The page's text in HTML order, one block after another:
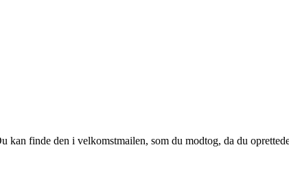
finde den i velkomstmailen, som du modtog, da du